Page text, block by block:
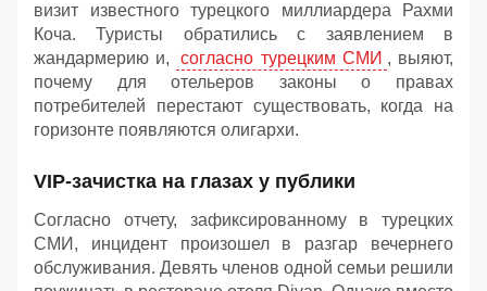
визит известного турецкого миллиардера Рахми
Коча. Туристы обратились с заявлением в
жандармерию и,
согласно турецким СМИ , выяют,
почему для отельеров законы о правах
потребителей перестают существовать, когда на
горизонте появляются олигархи.
VIP-зачистка на глазах у публики
Согласно отчету, зафиксированному в турецких
СМИ, инцидент произошел в разгар вечернего
обслуживания. Девять членов одной семьи решили